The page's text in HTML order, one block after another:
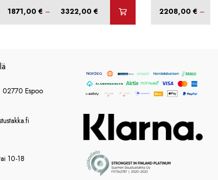
1871,00 € – 3322,00 €Hintaluokka:
2208,00 € –
02770 Espoo
10-18